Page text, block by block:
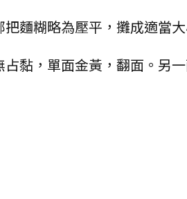
麵糊略為壓平，攤成適當大
黏，單面金黃，翻面。另